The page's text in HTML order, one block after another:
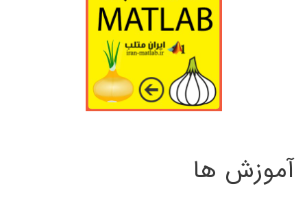
آموزش ها